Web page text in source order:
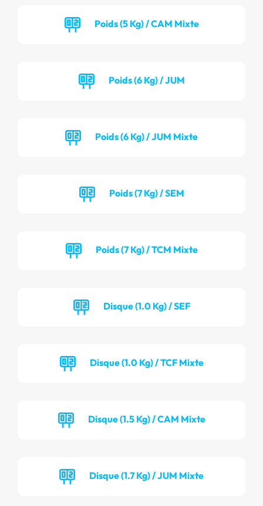
Poids (5 Kg) / CAM Mixte
Poids (6 Kg) / JUM
Poids (6 Kg) / JUM Mixte
Poids (7 Kg) / SEM
Poids (7 Kg) / TCM Mixte
Disque (1.0 Kg) / SEF
Disque (1.0 Kg) / TCF Mixte
Disque (1.5 Kg) / CAM Mixte
Disque (1.7 Kg) / JUM Mixte